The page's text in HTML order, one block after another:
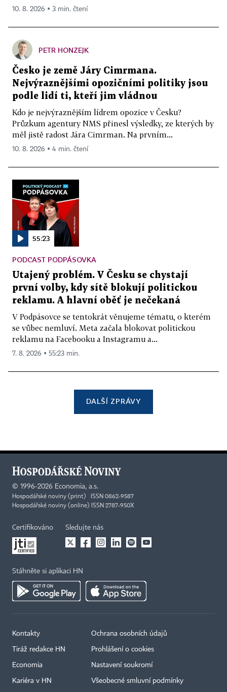
10. 8. 2026 ▪ 3 min. čtení
PETR HONZEJK
Česko je země Járy Cimrmana.
Nejvýraznějšími opozičními politiky jsou
podle lidí ti, kteří jim vládnou
Kdo je nejvýraznějším lídrem opozice v Česku?
Průzkum agentury NMS přinesl výsledky, ze kterých by
měl jistě radost Jára Cimrman. Na prvním...
10. 8. 2026 ▪ 4 min. čtení
55:23
PODCAST PODPÁSOVKA
Utajený problém. V Česku se chystají
první volby, kdy sítě blokují politickou
reklamu. A hlavní oběť je nečekaná
V Podpásovce se tentokrát věnujeme tématu, o kterém
se vůbec nemluví. Meta začala blokovat politickou
reklamu na Facebooku a Instagramu a...
7. 8. 2026 ▪ 55:23 min.
DALŠÍ ZPRÁVY
© 1996-2026 Economia, a.s.
Hospodářské noviny (print) ISSN 0862-9587
Hospodářské noviny (online) ISSN 2787-950X
Certifikováno Sledujte nás
Stáhněte si aplikaci HN
Kontakty
Tiráž redakce HN
Economia
Kariéra v HN
Ochrana osobních údajů
Prohlášení o cookies
Nastavení soukromí
Všeobecné smluvní podmínky